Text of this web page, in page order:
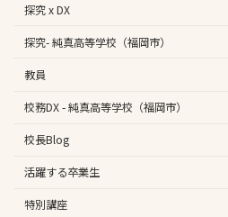
探究 x DX
探究- 純真高等学校（福岡市）
教員
校務DX - 純真高等学校（福岡市）
校長Blog
活躍する卒業生
特別講座